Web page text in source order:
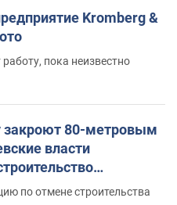
Kromberg &
пока неизвестно
закроют 80-метровым
власти
верующего"
по отмене строительства